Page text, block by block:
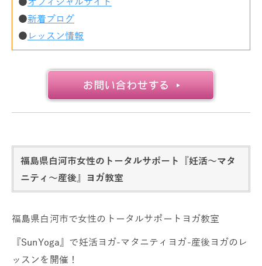
●新着ブログ
●レッスン情報
福島県白河市女性のトータルサポート『妊活～マタ
ニティ～産後』ヨガ教室
福島県白河市で女性のトータルサポートヨガ教室
『SunYoga』で妊活ヨガ-マタニティヨガ-産後ヨガのレ
ッスンを開催！